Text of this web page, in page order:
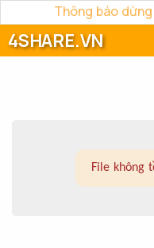
Thông báo
4SHARE.VN
File không